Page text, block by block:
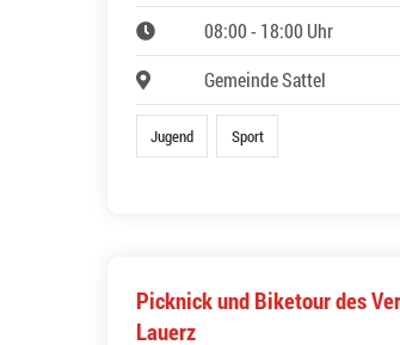
08:00 - 18:00 Uhr
Gemeinde Sattel
Jugend Sport
Picknick und Biketour des
Lauerz